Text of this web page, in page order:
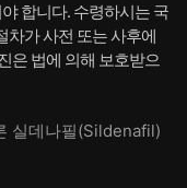
합니다. 수령하시는 국
차가 사전 또는 사후에
은 법에 의해 보호받으
실데나필(Sildenafil)